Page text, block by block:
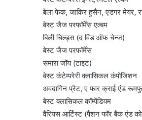
बेला फेक, जाकिर हुसैन, एडगर मेयर,
बेस्ट जैज परफॉर्मेंस एल्बम
बिली चिल्ड्स (द विंड ऑफ चेन्ज)
बेस्ट जैज परफॉर्मेंस
समारा जॉय (टाइट)
बेस्ट कंटेम्परेरी क्लासिकल कंपोजिशन
अवदागिन प्रैट, ए फार क्राई एंड
बेस्ट क्लासिकल कॉम्पेंडियम
वैरियस आर्टिस्ट (पैशन फॉर बैक एंड